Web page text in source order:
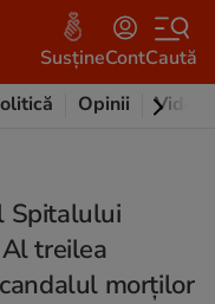
SusțineContCaută
Opinii Video
Spitalului
treilea
morților